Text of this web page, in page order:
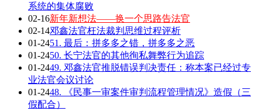
系统的集体腐败
02-16新年新想法——换一个思路告法官
02-14邓鑫法官枉法裁判思维过程评析
01-2451. 最后：拼多多之错，拼多多之恶
01-2450. 长宁法官的其他徇私舞弊行为追踪
01-2449. 邓鑫法官推脱错误判决责任：称本案已经过专
业法官会议讨论
01-2448. 《民事一审案件审判流程管理情况》造假（三
假配合）